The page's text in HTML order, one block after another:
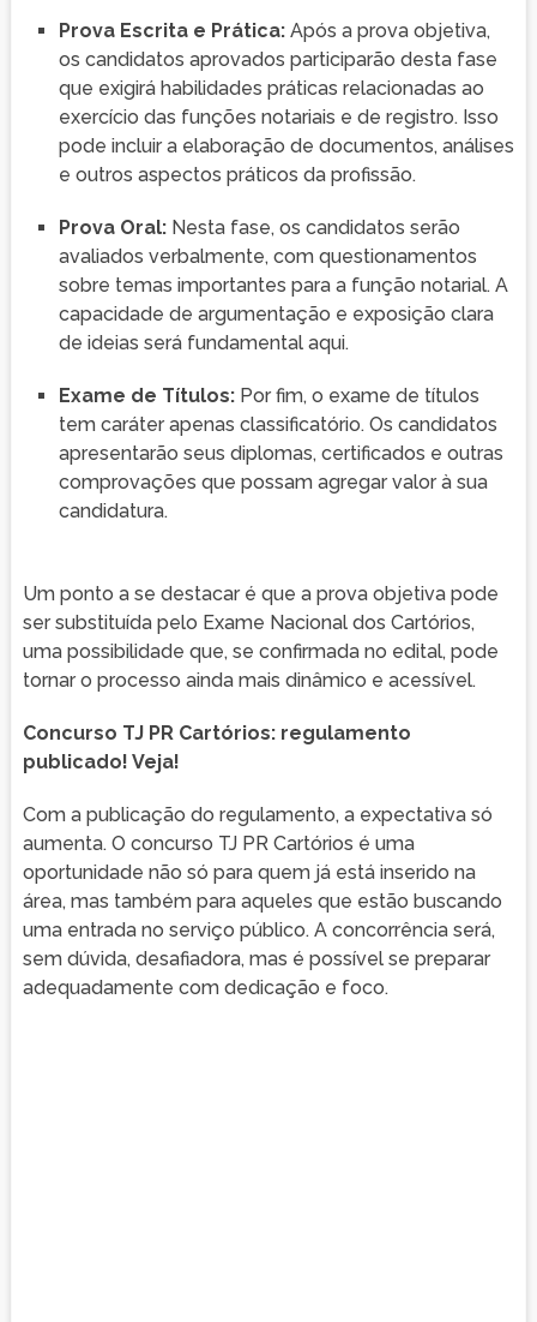
Prova Escrita e Prática:Após a prova objetiva,
os candidatos aprovados participarão desta fase
que exigirá habilidades práticas relacionadas ao
exercício das funções notariais e de registro. Isso
pode incluir a elaboração de documentos, análises
e outros aspectos práticos da profissão.
Prova Oral:Nesta fase, os candidatos serão
avaliados verbalmente, com questionamentos
sobre temas importantes para a função notarial. A
capacidade de argumentação e exposição clara
de ideias será fundamental aqui.
Exame de Títulos:Por fim, o exame de títulos
tem caráter apenas classificatório. Os candidatos
apresentarão seus diplomas, certificados e outras
comprovações que possam agregar valor à sua
candidatura.
Um ponto a se destacar é que a prova objetiva pode
ser substituída pelo Exame Nacional dos Cartórios,
uma possibilidade que, se confirmada no edital, pode
tornar o processo ainda mais dinâmico e acessível.
Concurso TJ PR Cartórios: regulamento
publicado! Veja!
Com a publicação do regulamento, a expectativa só
aumenta. O concurso TJ PR Cartórios é uma
oportunidade não só para quem já está inserido na
área, mas também para aqueles que estão buscando
uma entrada no serviço público. A concorrência será,
sem dúvida, desafiadora, mas é possível se preparar
adequadamente com dedicação e foco.